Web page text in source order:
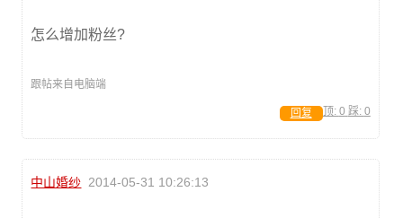
怎么增加粉丝?
跟帖来自电脑端
顶: 0 踩: 0
回复
中山婚纱 2014-05-31 10:26:13